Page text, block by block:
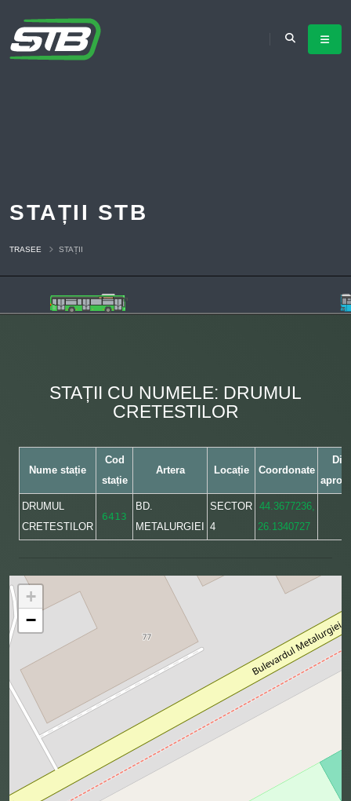
STAȚII STB
TRASEE STAȚII
STAȚII CU NUMELE: DRUMUL
CRETESTILOR
Nume stație
Cod
stație
Artera Locație Coordonate
DRUMUL
CRETESTILOR
6413
BD.
METALURGIEI
SECTOR
4
44.3677236,
26.1340727
+
−